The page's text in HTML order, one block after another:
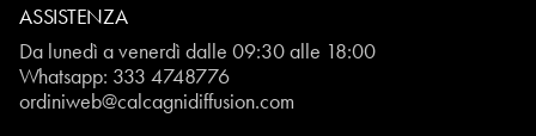
ASSISTENZA
Da lunedì a venerdì dalle 09:30 alle 18:00
Whatsapp: 333 4748776
ordiniweb@calcagnidiffusion.com